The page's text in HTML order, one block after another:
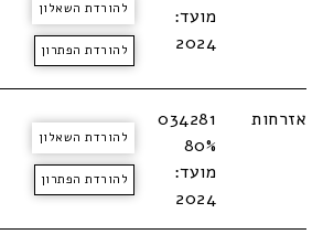
מועד:
2024
להורדת השאלון
להורדת הפתרון
אזרחות
034281
80%
מועד:
2024
להורדת השאלון
להורדת הפתרון